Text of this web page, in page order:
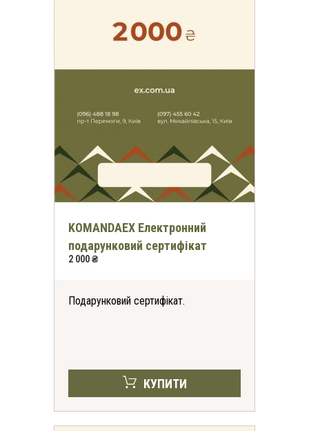
KOMANDAEX Електронний
подарунковий сертифікат
2 000 ₴
Подарунковий сертифікат.
КУПИТИ